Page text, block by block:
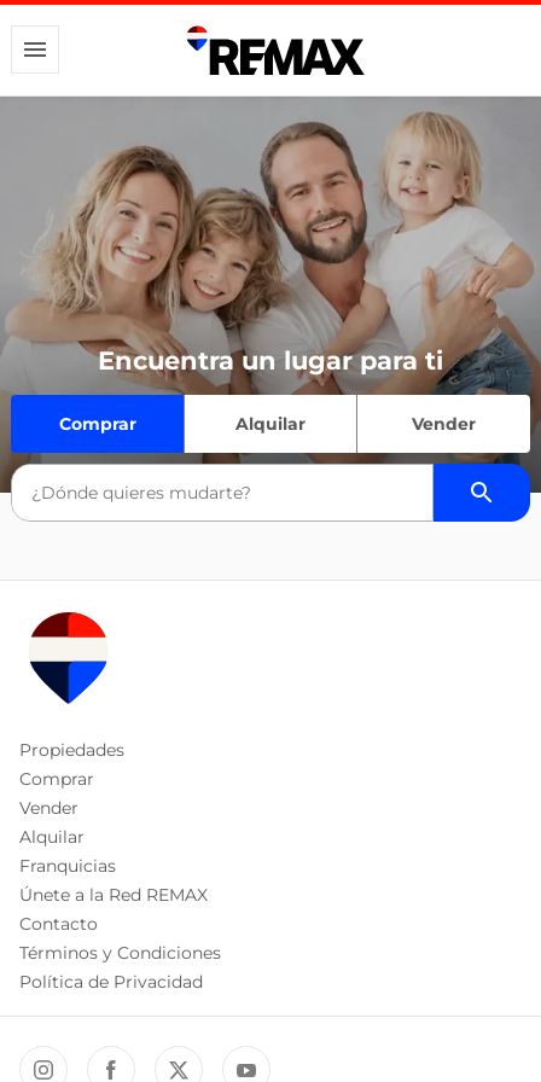
Encuentra un lugar para ti
Comprar Alquilar Vender
Propiedades
Comprar
Vender
Alquilar
Franquicias
Únete a la Red REMAX
Contacto
Términos y Condiciones
Política de Privacidad